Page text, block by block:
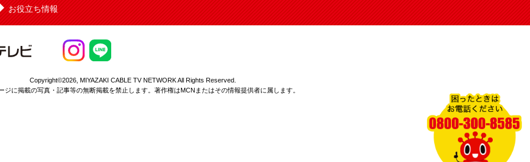
お役立ち情報
Copyright©2026, MIYAZAKI CABLE TV NETWORK All Rights Reserved.
ジに掲載の写真・記事等の無断掲載を禁止します。著作権はMCNまたはその情報提供者に属します。